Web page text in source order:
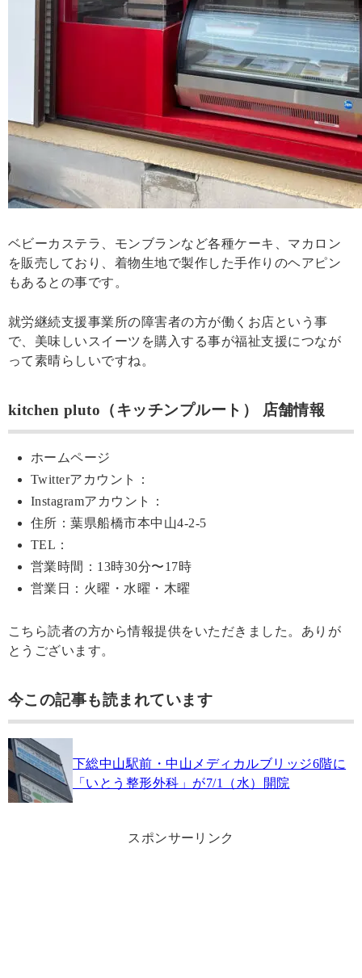
ベビーカステラ、モンブランなど各種ケーキ、マカロン
を販売しており、着物生地で製作した手作りのヘアピン
もあるとの事です。
就労継続支援事業所の障害者の方が働くお店という事
で、美味しいスイーツを購入する事が福祉支援につなが
って素晴らしいですね。
kitchen pluto（キッチンプルート） 店舗情報
ホームページ
Twitterアカウント：
Instagramアカウント：
住所：葉県船橋市本中山4-2-5
TEL：
営業時間：13時30分〜17時
営業日：火曜・水曜・木曜
こちら読者の方から情報提供をいただきました。ありが
とうございます。
今この記事も読まれています
下総中山駅前・中山メディカルブリッジ6階に
「いとう整形外科」が7/1（水）開院
スポンサーリンク